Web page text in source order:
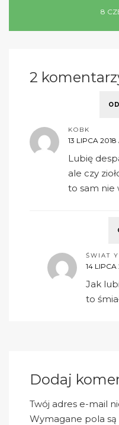
8
2
KOBK
13 LIPCA 2018
Lubię
ale czy
to sam nie
ŚWIAT
14 LIPCA
Jak
to
Dodaj
Twój adres e-mail
Wymagane pola